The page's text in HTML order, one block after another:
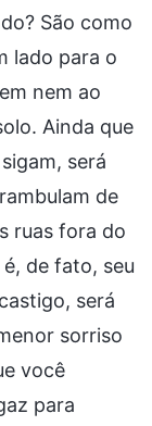
São como
lado para o
nem ao
Ainda que
será
de
ruas fora do
de fato, seu
será
sorriso
você
para